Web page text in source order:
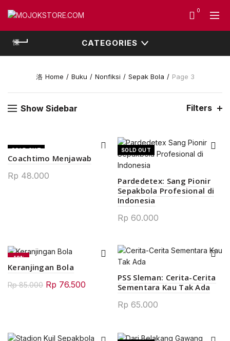
0
CATEGORIES
Home Buku Nonfiksi Sepak Bola Page 3
Show Sidebar Filters
SOLD OUT
Coachtimo Menjawab
Rp 48.000
SOLD OUT
Pardedetex: Sang Pionir
Sepakbola Profesional di
Indonesia
Rp 60.000
-10%
Keranjingan Bola
Rp85.000 Original
Rp 76.500
PSS Sleman: Cerita-Cerita
Sementara Kau Tak Ada
Rp 65.000